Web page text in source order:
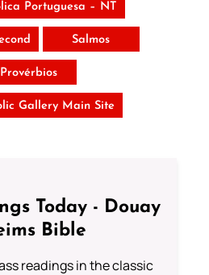
Portuguesa – NT
Salmos
Provérbios
Gallery Main Site
Today - Douay
Bible
readings in the classic